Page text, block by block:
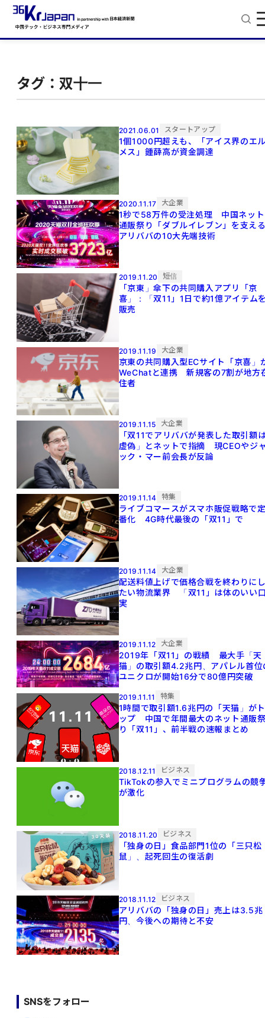
タグ：双十一
2021.06.01 スタートアップ
1個1000円超えも、「アイス界のエ
メス」鍾薛高が資金調達
2020.11.17 大企業
1秒で58万件の受注処理 中国ネット
通販祭り「ダブルイレブン」を支え
アリババの10大先端技術
2019.11.20 短信
「京東」傘下の共同購入アプリ「京
喜」：「双11」1日で約1億アイテム
販売
2019.11.19 大企業
京東の共同購入型ECサイト「京喜」
WeChatと連携 新規客の7割が地方
住者
2019.11.15 大企業
「双11でアリババが発表した取引額
虚偽」とネットで指摘 現CEOやジ
ック・マー前会長が反論
2019.11.14 特集
ライブコマースがスマホ販促戦略で
番化 4G時代最後の「双11」で
2019.11.14 大企業
配送料値上げで価格合戦を終わりに
たい物流業界 「双11」は体のいい
実
2019.11.12 大企業
2019年「双11」の戦績 最大手「天
猫」の取引額4.2兆円、アパレル首位
ユニクロが開始16分で80億円突破
2019.11.11 特集
1時間で取引額1.6兆円の「天猫」がト
ップ 中国で年間最大のネット通販
り「双11」、前半戦の速報まとめ
2018.12.11 ビジネス
TikTokの参入でミニプログラムの競
が激化
2018.11.20 ビジネス
「独身の日」食品部門1位の「三只松
鼠」、起死回生の復活劇
2018.11.12 ビジネス
アリババの「独身の日」売上は3.5兆
円、今後への期待と不安
SNSをフォロー